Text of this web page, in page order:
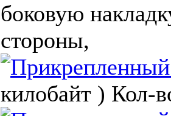
боковую
стороны,
килобайт ) Кол-